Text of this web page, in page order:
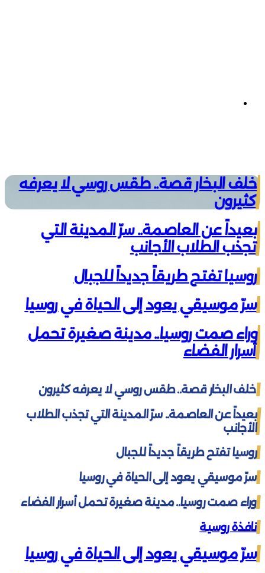
خلف البخار قصة.. طقس روسي لا يعرفه
كثيرون
بعيداً عن العاصمة.. سرّ المدينة التي
تجذب الطلاب الأجانب
روسيا تفتح طريقاً جديداً للجبال
سرّ موسيقي يعود إلى الحياة في روسيا
وراء صمت روسيا.. مدينة صغيرة تحمل
أسرار الفضاء
خلف البخار قصة.. طقس روسي لا يعرفه كثيرون
بعيداً عن العاصمة.. سرّ المدينة التي تجذب الطلاب
الأجانب
روسيا تفتح طريقاً جديداً للجبال
سرّ موسيقي يعود إلى الحياة في روسيا
وراء صمت روسيا.. مدينة صغيرة تحمل أسرار الفضاء
نافذة روسية
سرّ موسيقي يعود إلى الحياة في روسيا